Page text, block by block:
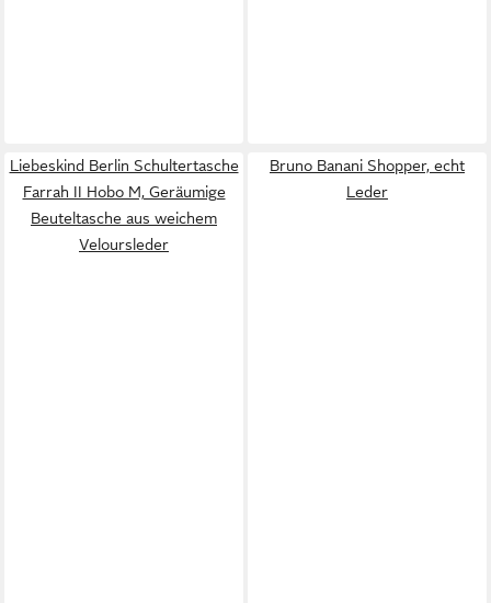
Liebeskind Berlin Schultertasche
Farrah II Hobo M, Geräumige
Beuteltasche aus weichem
Veloursleder
Bruno Banani Shopper, echt
Leder